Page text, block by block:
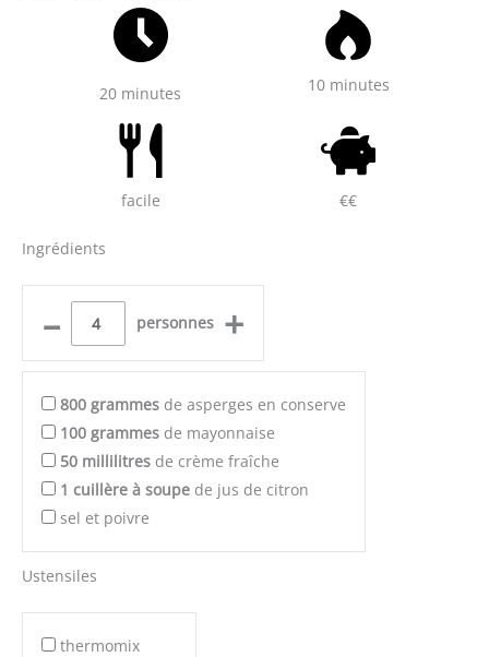
20 minutes 10 minutes
facile €€
Ingrédients
– personnes +
800 grammes de asperges en conserve
100 grammes de mayonnaise
50 millilitres de crème fraîche
1 cuillère à soupe de jus de citron
sel et poivre
Ustensiles
thermomix